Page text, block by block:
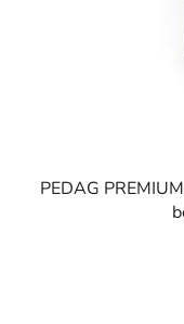
PEDAG